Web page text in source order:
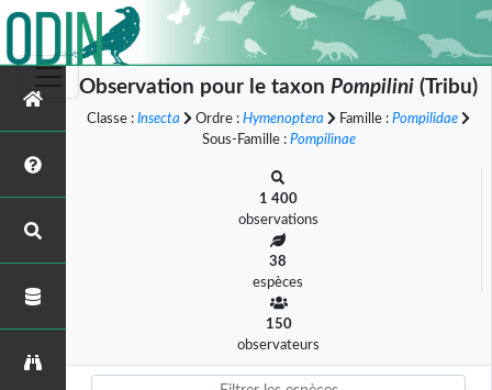
Observation pour le taxon Pompilini (Tribu)
Classe : Insecta Ordre : Hymenoptera Famille : Pompilidae
Sous-Famille : Pompilinae
1 400
observations
38
espèces
150
observateurs